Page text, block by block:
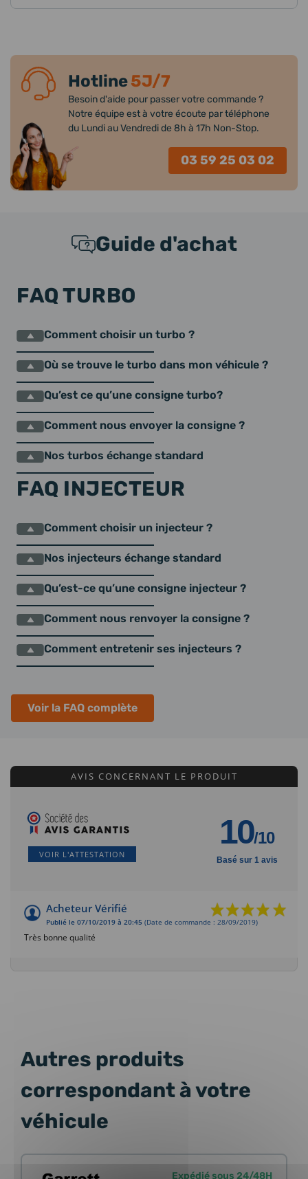
Hotline5J/7
Besoin d'aide pour passer votre commande ?
Notre équipe est à votre écoute par téléphone
du Lundi au Vendredi de 8h à 17h Non-Stop.
03 59 25 03 02
Guide d'achat
FAQ TURBO
Comment choisir un turbo ?
Où se trouve le turbo dans mon véhicule ?
Qu’est ce qu’une consigne turbo?
Comment nous envoyer la consigne ?
Nos turbos échange standard
FAQ INJECTEUR
Comment choisir un injecteur ?
Nos injecteurs échange standard
Qu’est-ce qu’une consigne injecteur ?
Comment nous renvoyer la consigne ?
Comment entretenir ses injecteurs ?
Voir la FAQ complète
AVIS CONCERNANT LE PRODUIT
VOIR L'ATTESTATION
10/10
Basé sur 1 avis
Acheteur Vérifié
Publié le 07/10/2019 à 20:45 (Date de commande : 28/09/2019)
Très bonne qualité
Autres produits
correspondant à votre
véhicule
Expédié sous 24/48H